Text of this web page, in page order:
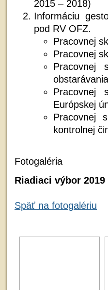
2015 – 2018)
Informáciu
pod RV OFZ.
Pracovnej
Pracovnej
Pracovnej
obstarávania
Pracovnej
Európskej
Pracovnej
kontrolnej
Fotogaléria
Riadiaci výbor 2019
Späť na fotogalériu